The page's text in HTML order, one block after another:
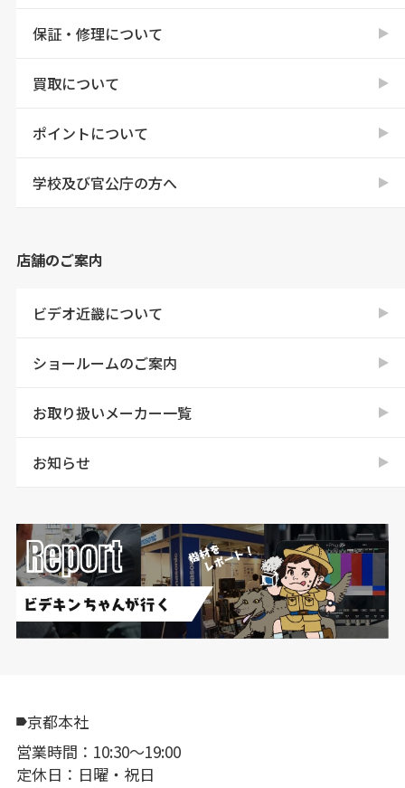
保証・修理について
買取について
ポイントについて
学校及び官公庁の方へ
店舗のご案内
ビデオ近畿について
ショールームのご案内
お取り扱いメーカー一覧
お知らせ
京都本社
営業時間：10:30〜19:00
定休日：日曜・祝日